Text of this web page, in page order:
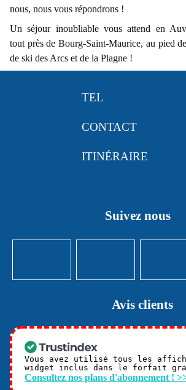
nous, nous vous répondrons !
Un séjour inoubliable vous attend en
tout près de Bourg-Saint-Maurice, au pied
de ski des Arcs et de la Plagne !
Suivez nous
Avis clients
Vous avez utilisé tous les
widget inclus dans le forfait
Consultez nos plans d'abonnement !
TEL
CONTACT
ITINÉRAIRE